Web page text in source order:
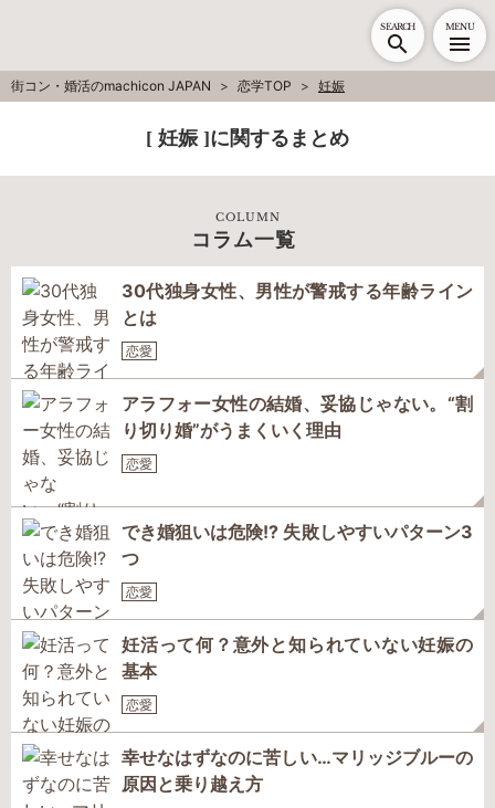
SEARCH MENU
街コン・婚活のmachicon JAPAN 恋学TOP 妊娠
[ 妊娠 ]に関するまとめ
COLUMN
コラム一覧
30代独身女性、男性が警戒する年齢ライン
とは
恋愛
アラフォー女性の結婚、妥協じゃない。“割
り切り婚”がうまくいく理由
恋愛
でき婚狙いは危険!? 失敗しやすいパターン3
つ
恋愛
妊活って何？意外と知られていない妊娠の
基本
恋愛
幸せなはずなのに苦しい…マリッジブルーの
原因と乗り越え方